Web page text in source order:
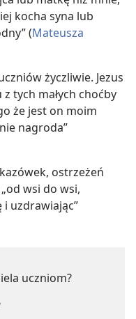
kocha syna lub
(Mateusza
życzliwie. Jezus
tych małych choćby
że jest on moim
nagroda”
ostrzeżeń
wsi do wsi,
i uzdrawiając”
uczniom?